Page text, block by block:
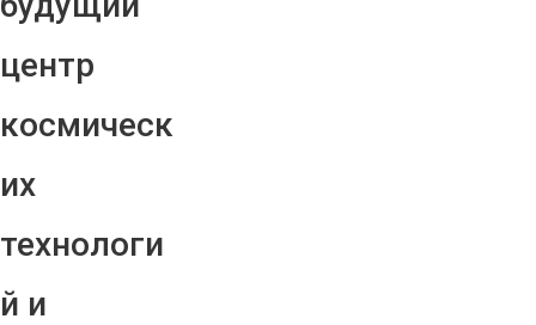
центр
космическ
их
технологи
й и